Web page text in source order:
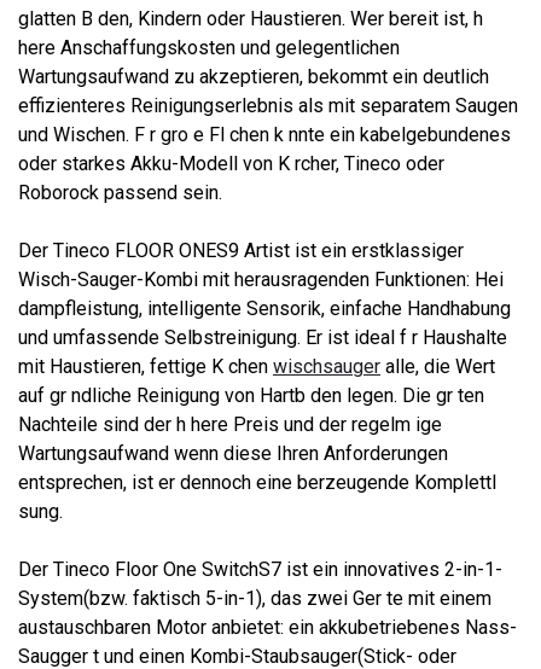
glatten B den, Kindern oder Haustieren. Wer bereit ist, h
here Anschaffungskosten und gelegentlichen
Wartungsaufwand zu akzeptieren, bekommt ein deutlich
effizienteres Reinigungserlebnis als mit separatem Saugen
und Wischen. F r gro e Fl chen k nnte ein kabelgebundenes
oder starkes Akku-Modell von K rcher, Tineco oder
Roborock passend sein.
Der Tineco FLOOR ONES9 Artist ist ein erstklassiger
Wisch-Sauger-Kombi mit herausragenden Funktionen: Hei
dampfleistung, intelligente Sensorik, einfache Handhabung
und umfassende Selbstreinigung. Er ist ideal f r Haushalte
mit Haustieren, fettige K chen wischsauger alle, die Wert
auf gr ndliche Reinigung von Hartb den legen. Die gr ten
Nachteile sind der h here Preis und der regelm ige
Wartungsaufwand wenn diese Ihren Anforderungen
entsprechen, ist er dennoch eine berzeugende Komplettl
sung.
Der Tineco Floor One SwitchS7 ist ein innovatives 2-in-1-
System(bzw. faktisch 5-in-1), das zwei Ger te mit einem
austauschbaren Motor anbietet: ein akkubetriebenes Nass-
Saugger t und einen Kombi-Staubsauger(Stick- oder